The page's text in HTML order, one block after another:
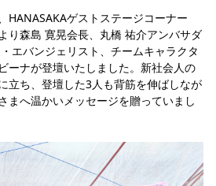
HANASAKAゲストステージコーナー
り森島 寛晃会長、丸橋 祐介アンバサダ
エバンジェリスト、チームキャラクタ
ーナが登壇いたしました。新社会人の
立ち、登壇した3人も背筋を伸ばしなが
まへ温かいメッセージを贈っていまし